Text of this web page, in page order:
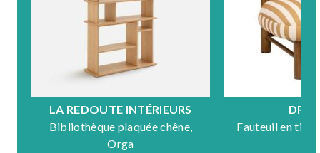
LA REDOUTE INTÉRIEURS
Bibliothèque plaquée chêne,
Orga
Fauteuil en